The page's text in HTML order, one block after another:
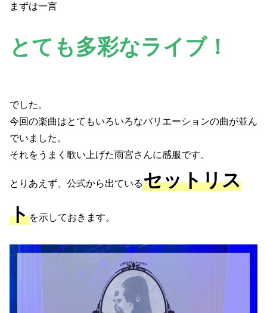
まずは一言
とても多彩なライブ！
でした。
今回の楽曲はとてもいろいろなバリエーションの曲が並ん
でいました。
それをうまく歌い上げた雨宮さんに感服です。
とりあえず、公式から出ているセットリス
トを示しておきます。